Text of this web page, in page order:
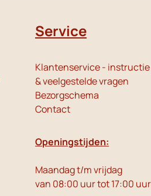
Service
Klantenservice - instructie
& veelgestelde vragen
Bezorgschema
Contact
Openingstijden:
Maandag t/m vrijdag
van 08:00 uur tot 17:00 uur